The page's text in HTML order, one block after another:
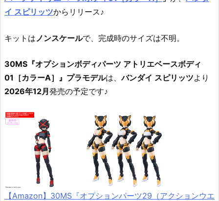
イ スピリッツからリリース♪
キットは ノンスケールで、完成時のサイズは不明。
30MS『オプションボディパーツ アトリエベースボディ
01［カラーA］』プラモデルは、バンダイ スピリッツより
2026年12月 発売の予定です♪
【Amazon】30MS『オプションパーツ29（アクションウエ